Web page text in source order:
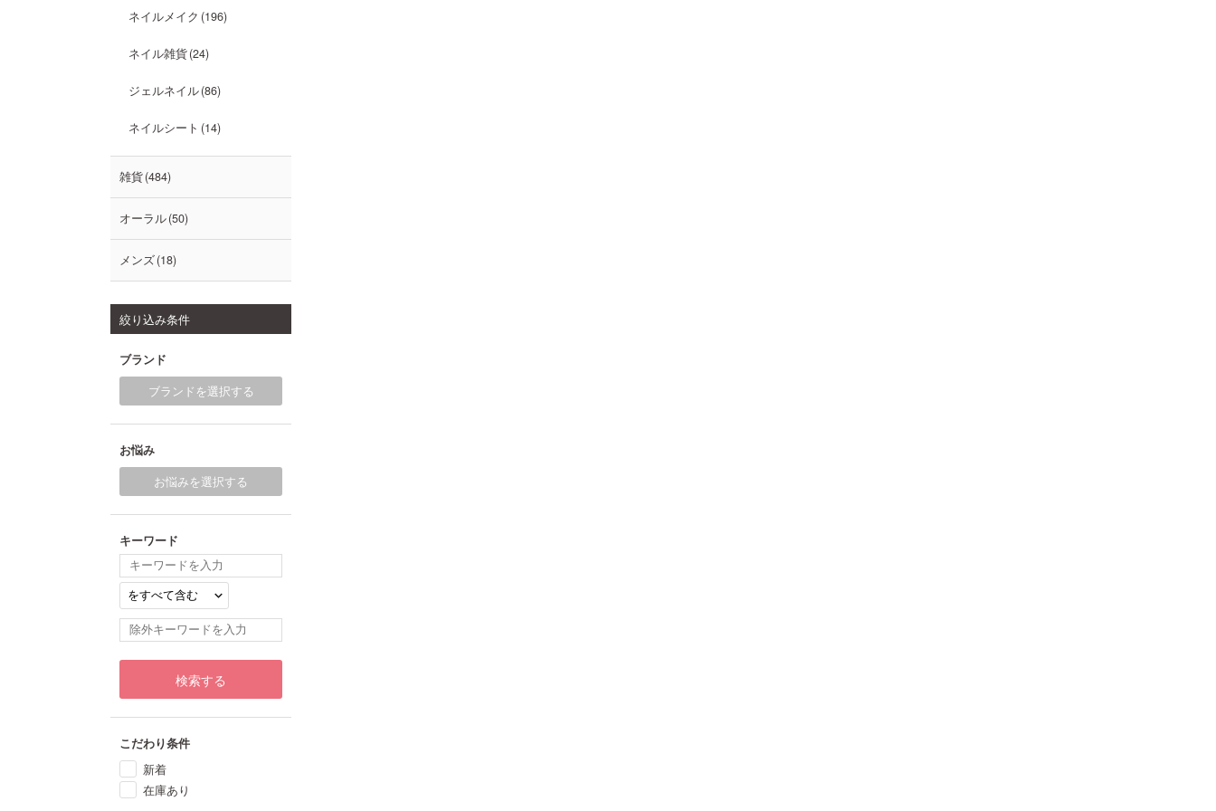
ネイルメイク 196
ネイル雑貨 24
ジェルネイル 86
ネイルシート 14
雑貨 484
オーラル 50
メンズ 18
絞り込み条件
ブランド
ブランドを選択する
お悩み
お悩みを選択する
キーワード
検索する
こだわり条件
新着
在庫あり